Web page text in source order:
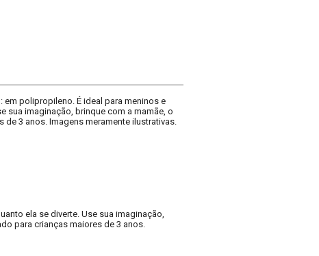
polipropileno. É ideal para meninos e
sua imaginação, brinque com a mamãe, o
3 anos. Imagens meramente ilustrativas.
ela se diverte. Use sua imaginação,
para crianças maiores de 3 anos.